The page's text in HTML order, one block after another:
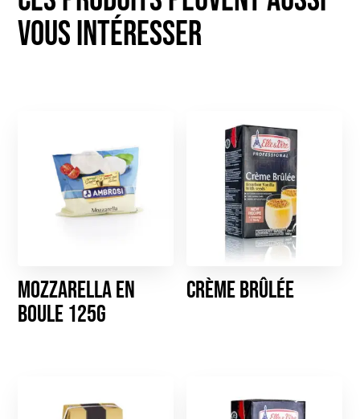
Mozzarella en
boule 125g
Crème Brûlée